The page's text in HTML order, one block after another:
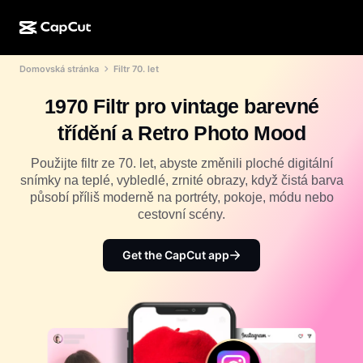
CapCut Online
CapCut Pad
CapCut Mobile
AI design
AI generátor videí
AI generátor obrázků
AI nástroj pro vylepšení obrázků
Nano Banana Pro
Gemini Omni
AI nástroje
Editor a generátor obrázků
Editor a generátor hlasů
Sociální sítě
Sváteční šablony
Více
Výroční šablony
Šablony efektů
Komunita
Iniciativy
Partneři
Program průkopníků
Program pro kreativní partnery
Kreativní kampus CapCut
Domovská stránka Filtr 70. let
1970 Filtr pro vintage barevné
třídění a Retro Photo Mood
Použijte filtr ze 70. let, abyste změnili ploché digitální
snímky na teplé, vybledlé, zrnité obrazy, když čistá barva
působí příliš moderně na portréty, pokoje, módu nebo
cestovní scény.
Get the CapCut app